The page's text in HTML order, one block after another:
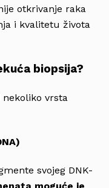
otkrivanje raka
i kvalitetu života
biopsija?
vrsta
svojeg DNK-